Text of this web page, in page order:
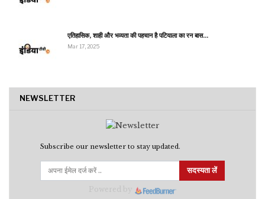
एतिहासिक, शाही और भव्यता की पहचान है पटियाला का रन बास…
Mar 17, 2025
NEWSLETTER
Subscribe our newsletter to stay updated.
सदस्यता लें